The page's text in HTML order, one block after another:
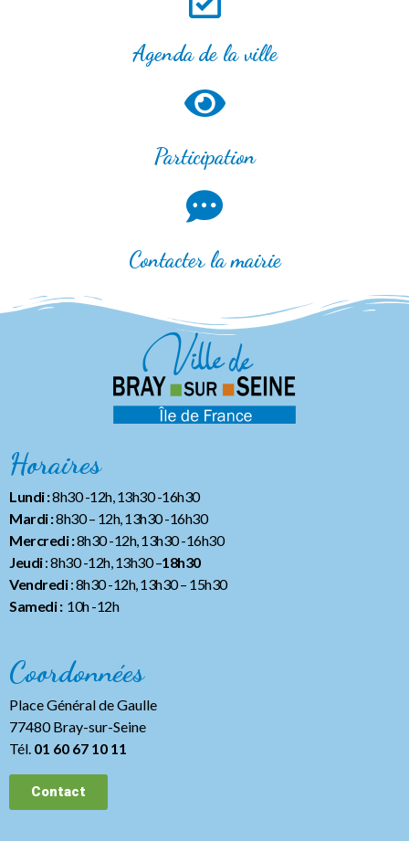
Agenda de la ville
Participation
Contacter la mairie
Horaires
Lundi :8h30 -12h, 13h30 -16h30
Mardi :8h30 – 12h, 13h30 -16h30
Mercredi :8h30 -12h, 13h30 -16h30
Jeudi: 8h30 -12h, 13h30 –18h30
Vendredi: 8h30 -12h, 13h30– 15h30
Samedi :10h -12h
Coordonnées
Place Général de Gaulle
77480 Bray-sur-Seine
Tél. 01 60 67 10 11
Contact